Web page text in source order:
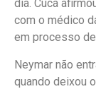
dia. Cuca
com o médico
em processo
Neymar não
quando deixou